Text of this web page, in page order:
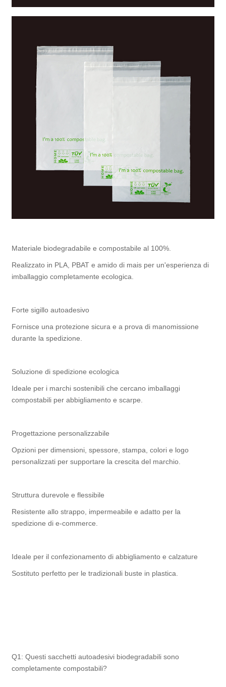
Materiale biodegradabile e compostabile al 100%.
Realizzato in PLA, PBAT e amido di mais per un'esperienza di
imballaggio completamente ecologica.
Forte sigillo autoadesivo
Fornisce una protezione sicura e a prova di manomissione
durante la spedizione.
Soluzione di spedizione ecologica
Ideale per i marchi sostenibili che cercano imballaggi
compostabili per abbigliamento e scarpe.
Progettazione personalizzabile
Opzioni per dimensioni, spessore, stampa, colori e logo
personalizzati per supportare la crescita del marchio.
Struttura durevole e flessibile
Resistente allo strappo, impermeabile e adatto per la
spedizione di e-commerce.
Ideale per il confezionamento di abbigliamento e calzature
Sostituto perfetto per le tradizionali buste in plastica.
Q1: Questi sacchetti autoadesivi biodegradabili sono
completamente compostabili?